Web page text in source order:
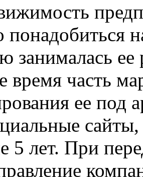
понадобиться
занималась
время часть
ее под
5 лет. При